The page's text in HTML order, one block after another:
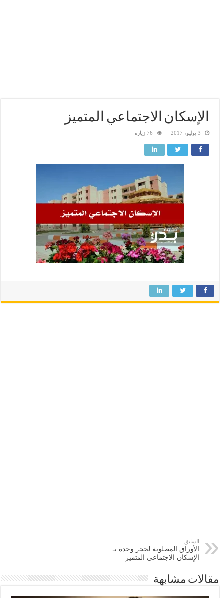
الإسكان الاجتماعي المتميز
3 يوليو، 2017 76 زيارة
السابق
الأوراق المطلوبة لحجز وحدة بـ
الإسكان الاجتماعي المتميز
مقالات مشابهة